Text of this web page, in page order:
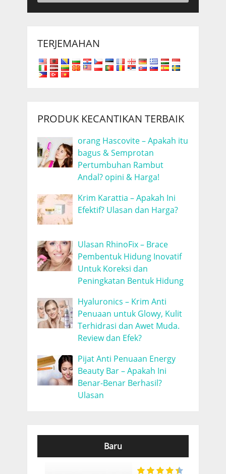
TERJEMAHAN
PRODUK KECANTIKAN TERBAIK
orang Hascovite – Apakah itu
bagus & Semprotan
Pertumbuhan Rambut
Andal? opini & Harga!
Krim Karattia – Apakah Ini
Efektif? Ulasan dan Harga?
Ulasan RhinoFix – Brace
Pembentuk Hidung Inovatif
Untuk Koreksi dan
Peningkatan Bentuk Hidung
Hyaluronics – Krim Anti
Penuaan untuk Glowy, Kulit
Terhidrasi dan Awet Muda.
Review dan Efek?
Pijat Anti Penuaan Energy
Beauty Bar – Apakah Ini
Benar-Benar Berhasil?
Ulasan
Baru